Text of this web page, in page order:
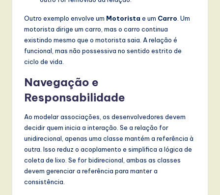
Outro exemplo envolve um Motorista e um Carro . Um
motorista dirige um carro, mas o carro continua
existindo mesmo que o motorista saia. A relação é
funcional, mas não possessiva no sentido estrito de
ciclo de vida.
Navegação e
Responsabilidade
Ao modelar associações, os desenvolvedores devem
decidir quem inicia a interação. Se a relação for
unidirecional, apenas uma classe mantém a referência à
outra. Isso reduz o acoplamento e simplifica a lógica de
coleta de lixo. Se for bidirecional, ambas as classes
devem gerenciar a referência para manter a
consistência.